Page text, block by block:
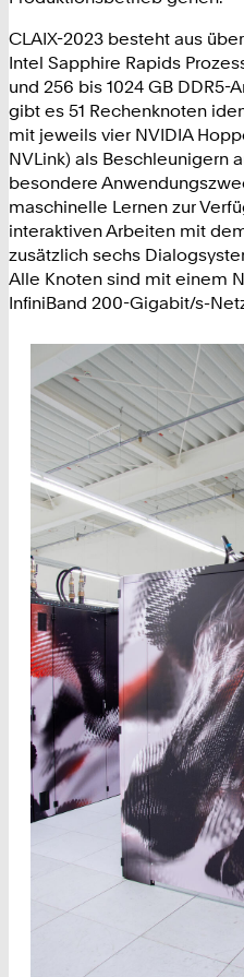
CLAIX-2023 besteht aus
Intel Sapphire Rapids
und 256 bis 1024 GB DDR5-
gibt es 51 Rechenknoten
mit jeweils vier NVIDIA
NVLink) als Beschleunigern
besondere
maschinelle Lernen zur
interaktiven Arbeiten mit
zusätzlich sechs
Alle Knoten sind mit einem
InfiniBand 200-Gigabit/s-